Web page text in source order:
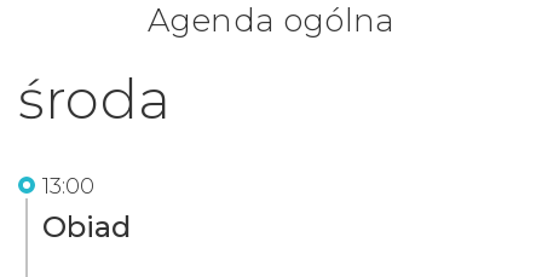
Agenda ogólna
środa
13:00
Obiad